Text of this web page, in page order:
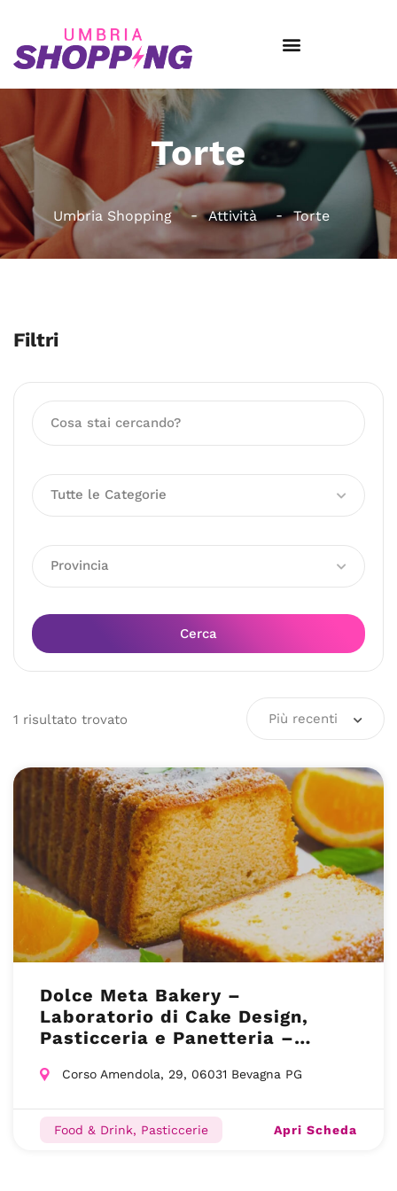
Torte
Umbria Shopping Attività Torte
Filtri
Tutte le Categorie
Provincia
Cerca
1 risultato trovato Più recenti
Dolce Meta Bakery –
Laboratorio di Cake Design,
Pasticceria e Panetteria –
Corso Amendola, 29, 06031 Bevagna PG
Food & Drink, Pasticcerie Apri Scheda